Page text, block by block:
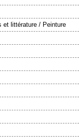
et littérature / Peinture